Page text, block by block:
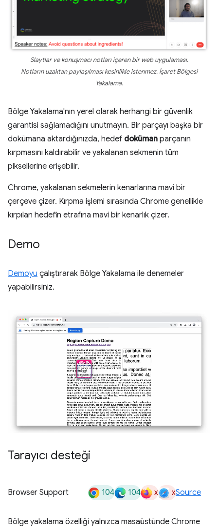
Slaytlar ve konuşmacı notları içeren bir web uygulaması.
Notların uzaktan paylaşılması kesinlikle istenmez. İşaret Bölgesi
Yakalama.
Bölge Yakalama'nın yerel olarak herhangi bir güvenlik
garantisi sağlamadığını unutmayın. Bir parçayı başka bir
dokümana aktardığınızda, hedef doküman parçanın
kırpmasını kaldırabilir ve yakalanan sekmenin tüm
piksellerine erişebilir.
Chrome, yakalanan sekmelerin kenarlarına mavi bir
çerçeve çizer. Kırpma işlemi sırasında Chrome genellikle
kırpılan hedefin etrafına mavi bir kenarlık çizer.
Demo
Demoyu çalıştırarak Bölge Yakalama ile denemeler
yapabilirsiniz.
Tarayıcı desteği
Browser Support 104 104 x xSource
Bölge yakalama özelliği yalnızca masaüstünde Chrome